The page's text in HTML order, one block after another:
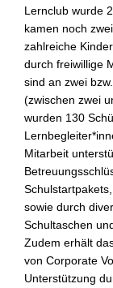
Lernclub wurde
kamen noch
zahlreiche
durch freiwillige
sind an zwei
(zwischen zwei
wurden 130
Mitarbeit
sowie durch
Schultaschen
Zudem erhält
von Corporate
Unterstützung